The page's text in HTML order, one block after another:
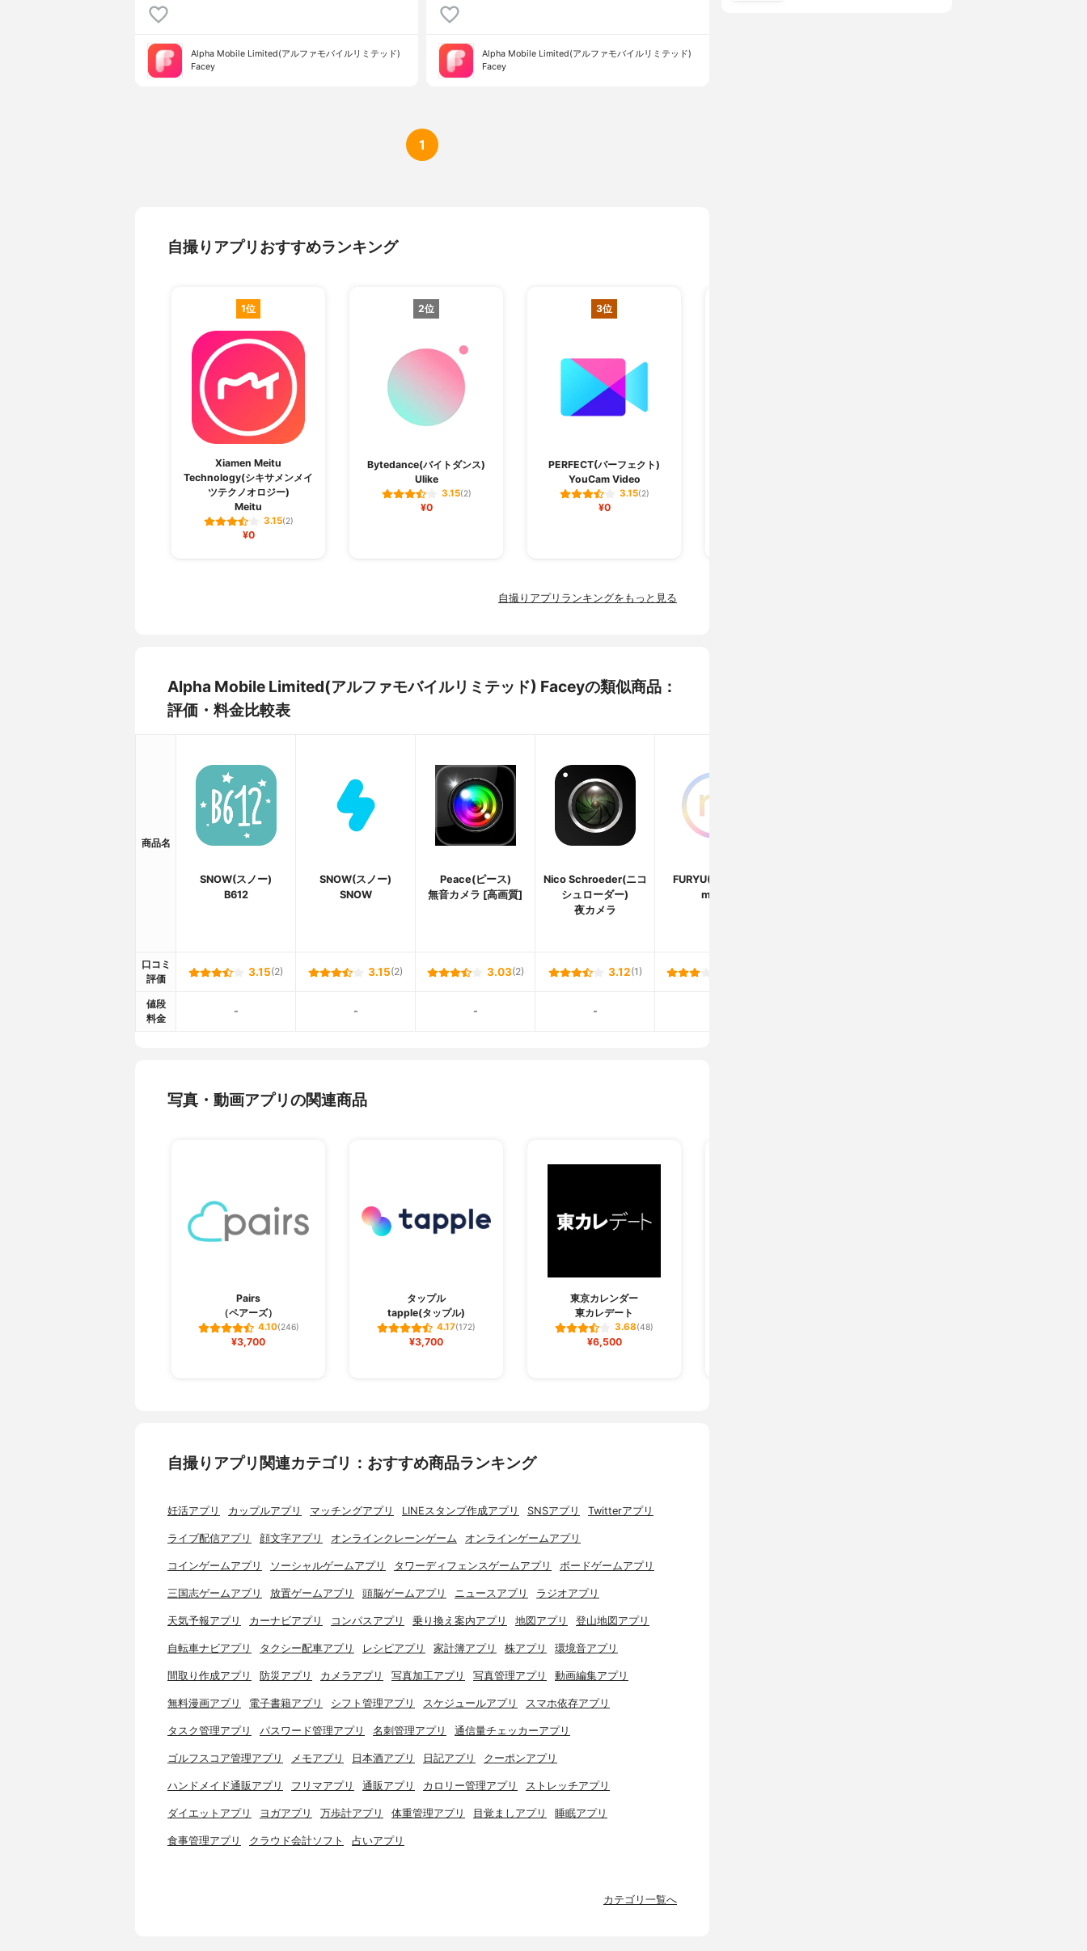
Alpha Mobile Limited(アルファモバイルリミテッド)
Facey
Alpha Mobile Limited(アルファモバイルリミテッド)
Facey
1
自撮りアプリおすすめランキング
1位
Xiamen Meitu
Technology(シキサメンメイ
ツテクノオロジー)
Meitu
3.15(2)
¥0
2位
Bytedance(バイトダンス)
Ulike
3.15(2)
¥0
3位
PERFECT(パーフェクト)
YouCam Video
3.15(2)
¥0
自撮りアプリランキングをもっと見る
Alpha Mobile Limited(アルファモバイルリミテッド) Faceyの類似商品：
評価・料金比較表
商品名
SNOW(スノー)
B612
SNOW(スノー)
SNOW
Peace(ピース)
無音カメラ [高画質]
Nico Schroeder(ニコ
シュローダー)
夜カメラ
FURYU(フリュー)
moru
口コミ
評価
3.15(2) 3.15(2) 3.03(2) 3.12(1)
値段
料金
- - - -
写真・動画アプリの関連商品
Pairs
（ペアーズ）
4.10(246)
¥3,700
タップル
tapple(タップル)
4.17(172)
¥3,700
東京カレンダー
東カレデート
3.68(48)
¥6,500
自撮りアプリ関連カテゴリ：おすすめ商品ランキング
妊活アプリ カップルアプリ マッチングアプリ LINEスタンプ作成アプリ SNSアプリ Twitterアプリ
ライブ配信アプリ 顔文字アプリ オンラインクレーンゲーム オンラインゲームアプリ
コインゲームアプリ ソーシャルゲームアプリ タワーディフェンスゲームアプリ ボードゲームアプリ
三国志ゲームアプリ 放置ゲームアプリ 頭脳ゲームアプリ ニュースアプリ ラジオアプリ
天気予報アプリ カーナビアプリ コンパスアプリ 乗り換え案内アプリ 地図アプリ 登山地図アプリ
自転車ナビアプリ タクシー配車アプリ レシピアプリ 家計簿アプリ 株アプリ 環境音アプリ
間取り作成アプリ 防災アプリ カメラアプリ 写真加工アプリ 写真管理アプリ 動画編集アプリ
無料漫画アプリ 電子書籍アプリ シフト管理アプリ スケジュールアプリ スマホ依存アプリ
タスク管理アプリ パスワード管理アプリ 名刺管理アプリ 通信量チェッカーアプリ
ゴルフスコア管理アプリ メモアプリ 日本酒アプリ 日記アプリ クーポンアプリ
ハンドメイド通販アプリ フリマアプリ 通販アプリ カロリー管理アプリ ストレッチアプリ
ダイエットアプリ ヨガアプリ 万歩計アプリ 体重管理アプリ 目覚ましアプリ 睡眠アプリ
食事管理アプリ クラウド会計ソフト 占いアプリ
カテゴリ一覧へ